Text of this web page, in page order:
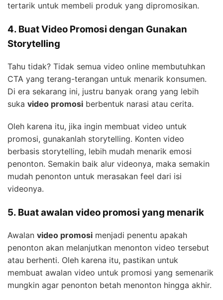
tertarik untuk membeli produk yang dipromosikan.
4. Buat Video Promosi dengan Gunakan
Storytelling
Tahu tidak? Tidak semua video online membutuhkan
CTA yang terang-terangan untuk menarik konsumen.
Di era sekarang ini, justru banyak orang yang lebih
suka video promosi berbentuk narasi atau cerita.
Oleh karena itu, jika ingin membuat video untuk
promosi, gunakanlah storytelling. Konten video
berbasis storytelling, lebih mudah menarik emosi
penonton. Semakin baik alur videonya, maka semakin
mudah penonton untuk merasakan feel dari isi
videonya.
5. Buat awalan video promosi yang menarik
Awalan video promosi menjadi penentu apakah
penonton akan melanjutkan menonton video tersebut
atau berhenti. Oleh karena itu, pastikan untuk
membuat awalan video untuk promosi yang semenarik
mungkin agar penonton betah menonton hingga akhir.